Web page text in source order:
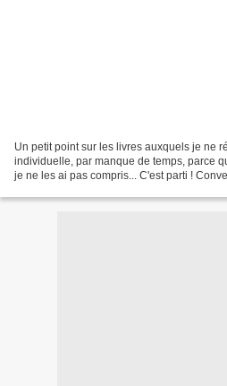
Un petit point sur les livres auxquels je ne
individuelle, par manque de temps, parce
je ne les ai pas compris... C'est parti !